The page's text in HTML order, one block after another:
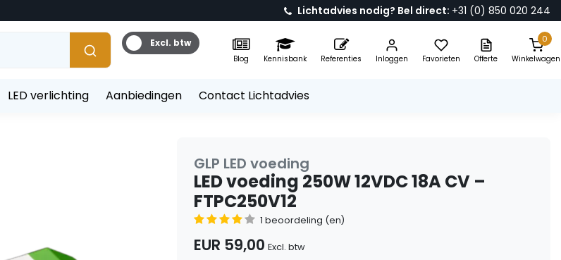
Lichtadvies nodig? Bel direct: +31 (0) 850 020 244
Excl. btw
Blog Kennisbank Referenties Inloggen Favorieten Offerte
0
Winkelwagen
LED verlichting Aanbiedingen Contact Lichtadvies
GLP LED voeding
LED voeding 250W 12VDC 18A CV –
FTPC250V12
1 beoordeling (en)
EUR 59,00 Excl. btw